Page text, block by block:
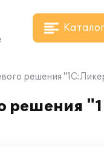
Каталог
решения
решения